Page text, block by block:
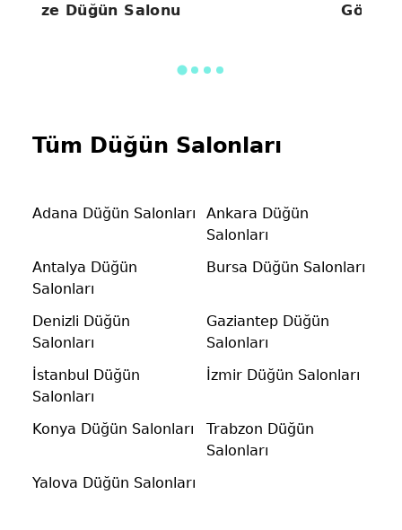
Alize Düğün Salonu Gönül
Tüm Düğün Salonları
Adana Düğün Salonları
Ankara Düğün
Salonları
Antalya Düğün
Salonları
Bursa Düğün Salonları
Denizli Düğün
Salonları
Gaziantep Düğün
Salonları
İstanbul Düğün
Salonları
İzmir Düğün Salonları
Konya Düğün Salonları
Trabzon Düğün
Salonları
Yalova Düğün Salonları